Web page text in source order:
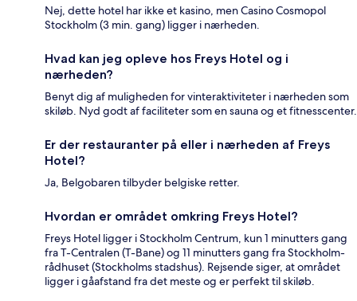
Nej, dette hotel har ikke et kasino, men Casino Cosmopol
Stockholm (3 min. gang) ligger i nærheden.
Hvad kan jeg opleve hos Freys Hotel og i
nærheden?
Benyt dig af muligheden for vinteraktiviteter i nærheden som
skiløb. Nyd godt af faciliteter som en sauna og et fitnesscenter.
Er der restauranter på eller i nærheden af Freys
Hotel?
Ja, Belgobaren tilbyder belgiske retter.
Hvordan er området omkring Freys Hotel?
Freys Hotel ligger i Stockholm Centrum, kun 1 minutters gang
fra T-Centralen (T-Bane) og 11 minutters gang fra Stockholm-
rådhuset (Stockholms stadshus). Rejsende siger, at området
ligger i gåafstand fra det meste og er perfekt til skiløb.